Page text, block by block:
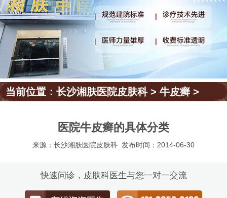
当前位置：长沙湘肤医院皮肤科>牛皮癣 >
医院牛皮癣的具体分类
来源：长沙湘肤医院皮肤科 发布时间：2014-06-30
快速问诊，皮肤科医生与您一对一交流